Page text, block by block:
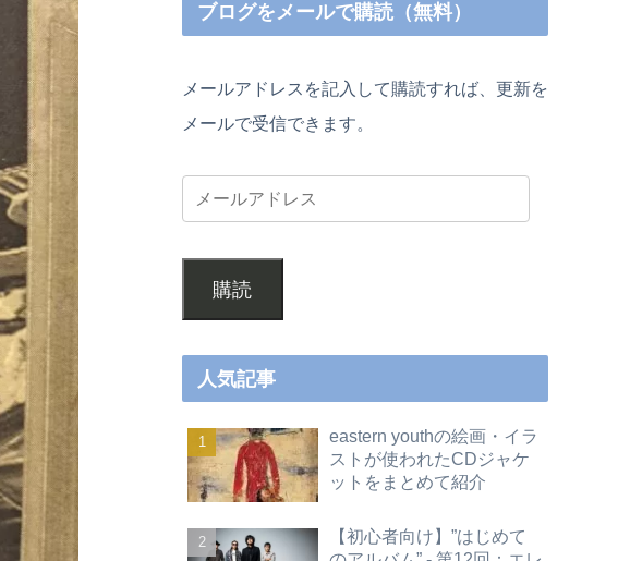
ブログをメールで購読（無料）
メールアドレスを記入して購読すれば、更新を
メールで受信できます。
購読
人気記事
eastern youthの絵画・イラ
ストが使われたCDジャケ
ットをまとめて紹介
【初心者向け】”はじめて